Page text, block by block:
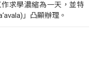
求學濃縮為一天，並特
」凸顯辦理。